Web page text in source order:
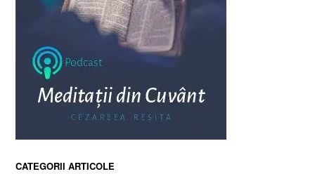
CATEGORII ARTICOLE